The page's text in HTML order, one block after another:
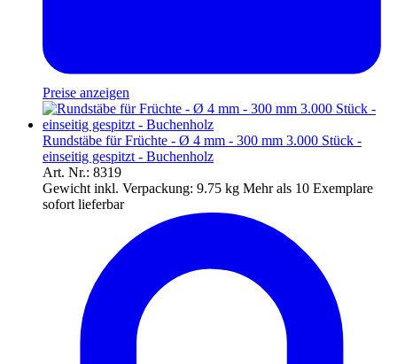
Preise anzeigen
Rundstäbe für Früchte - Ø 4 mm - 300 mm 3.000 Stück -
einseitig gespitzt - Buchenholz
Art. Nr.: 8319
Gewicht inkl. Verpackung: 9.75 kg Mehr als 10 Exemplare
sofort lieferbar